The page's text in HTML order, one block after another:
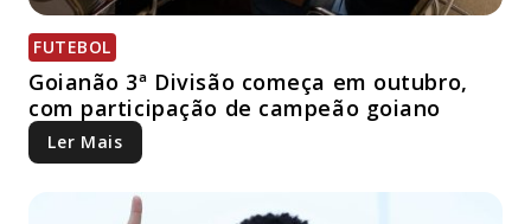
FUTEBOL
Goianão 3ª Divisão começa em outubro,
com participação de campeão goiano
Ler Mais